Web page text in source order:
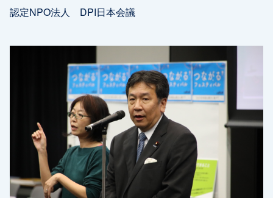
認定NPO法人 DPI日本会議